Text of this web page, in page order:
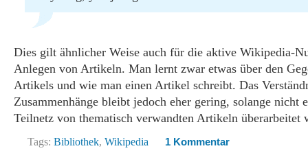
Dies gilt ähnlicher Weise auch für die aktive Wikipedia-
Anlegen von Artikeln. Man lernt zwar etwas über den
Artikels und wie man einen Artikel schreibt. Das
Zusammenhänge bleibt jedoch eher gering, solange nicht
Teilnetz von thematisch verwandten Artikeln überarbeitet
Tags: Bibliothek, Wikipedia 1 Kommentar